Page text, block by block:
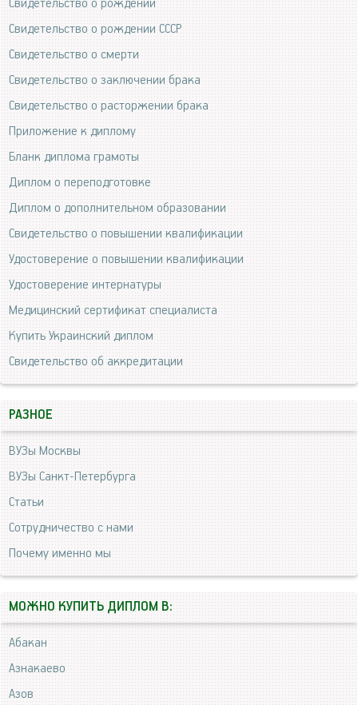
Свидетельство о рождении
Свидетельство о рождении СССР
Свидетельство о смерти
Свидетельство о заключении брака
Свидетельство о расторжении брака
Приложение к диплому
Бланк диплома грамоты
Диплом о переподготовке
Диплом о дополнительном образовании
Свидетельство о повышении квалификации
Удостоверение о повышении квалификации
Удостоверение интернатуры
Медицинский сертификат специалиста
Купить Украинский диплом
Свидетельство об аккредитации
РАЗНОЕ
ВУЗы Москвы
ВУЗы Санкт-Петербурга
Статьи
Сотрудничество с нами
Почему именно мы
МОЖНО КУПИТЬ ДИПЛОМ В:
Абакан
Азнакаево
Азов